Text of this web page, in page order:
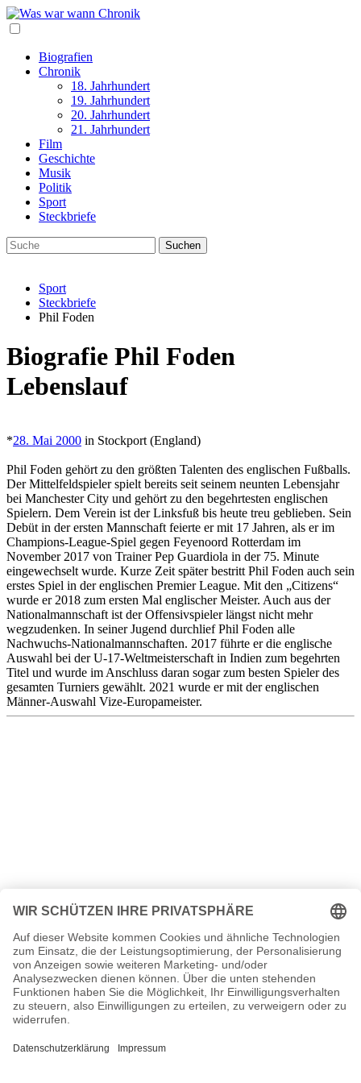
Biografien
Chronik
18. Jahrhundert
19. Jahrhundert
20. Jahrhundert
21. Jahrhundert
Film
Geschichte
Musik
Politik
Sport
Steckbriefe
Sport
Steckbriefe
Phil Foden
Biografie Phil Foden
Lebenslauf
*28. Mai 2000 in Stockport (England)
Phil Foden gehört zu den größten Talenten des englischen Fußballs.
Der Mittelfeldspieler spielt bereits seit seinem neunten Lebensjahr
bei Manchester City und gehört zu den begehrtesten englischen
Spielern. Dem Verein ist der Linksfuß bis heute treu geblieben. Sein
Debüt in der ersten Mannschaft feierte er mit 17 Jahren, als er im
Champions-League-Spiel gegen Feyenoord Rotterdam im
November 2017 von Trainer Pep Guardiola in der 75. Minute
eingewechselt wurde. Kurze Zeit später bestritt Phil Foden auch sein
erstes Spiel in der englischen Premier League. Mit den „Citizens“
wurde er 2018 zum ersten Mal englischer Meister. Auch aus der
Nationalmannschaft ist der Offensivspieler längst nicht mehr
wegzudenken. In seiner Jugend durchlief Phil Foden alle
Nachwuchs-Nationalmannschaften. 2017 führte er die englische
Auswahl bei der U-17-Weltmeisterschaft in Indien zum begehrten
Titel und wurde im Anschluss daran sogar zum besten Spieler des
gesamten Turniers gewählt. 2021 wurde er mit der englischen
Männer-Auswahl Vize-Europameister.